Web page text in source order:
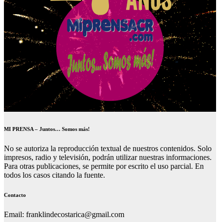
MI PRENSA – Juntos… Somos más!
No se autoriza la reproducción textual de nuestros contenidos. Solo
impresos, radio y televisión, podrán utilizar nuestras informaciones.
Para otras publicaciones, se permite por escrito el uso parcial. En
todos los casos citando la fuente.
Contacto
Email: franklindecostarica@gmail.com